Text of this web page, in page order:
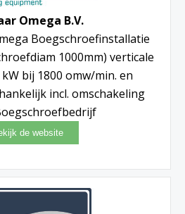
Omega B.V.
Boegschroefinstallatie
1000mm) verticale
bij 1800 omw/min. en
incl. omschakeling